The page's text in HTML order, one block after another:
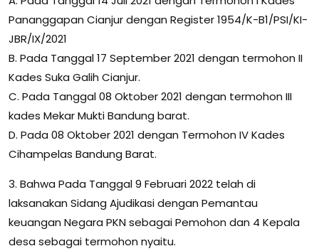
Pananggapan Cianjur dengan Register 1954/K-B1/PSI/KI-
JBR/IX/2021
B. Pada Tanggal 17 September 2021 dengan termohon II
Kades Suka Galih Cianjur.
C. Pada Tanggal 08 Oktober 2021 dengan termohon III
kades Mekar Mukti Bandung barat.
D. Pada 08 Oktober 2021 dengan Termohon IV Kades
Cihampelas Bandung Barat.
3. Bahwa Pada Tanggal 9 Februari 2022 telah di
laksanakan Sidang Ajudikasi dengan Pemantau
keuangan Negara PKN sebagai Pemohon dan 4 Kepala
desa sebagai termohon nyaitu.